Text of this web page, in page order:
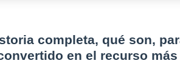
completa, qué son,
en el recurso